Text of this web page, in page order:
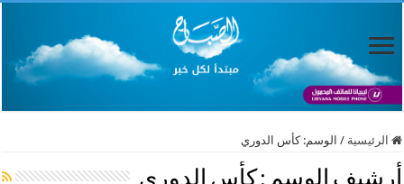
الرئيسية / الوسم:كأس الدوري